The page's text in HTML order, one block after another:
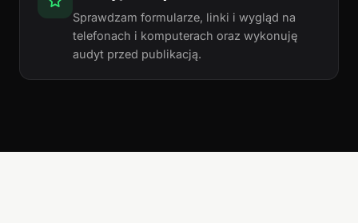
Sprawdzam formularze, linki i wygląd na
telefonach i komputerach oraz wykonuję
audyt przed publikacją.